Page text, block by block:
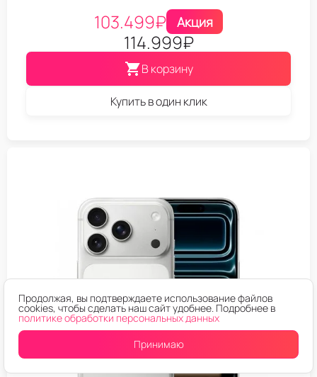
103.499₽ Акция
114.999₽
В корзину
Купить в один клик
Продолжая, вы подтверждаете использование файлов
cookies, чтобы сделать наш сайт удобнее. Подробнее в
политике обработки персональных данных
Принимаю